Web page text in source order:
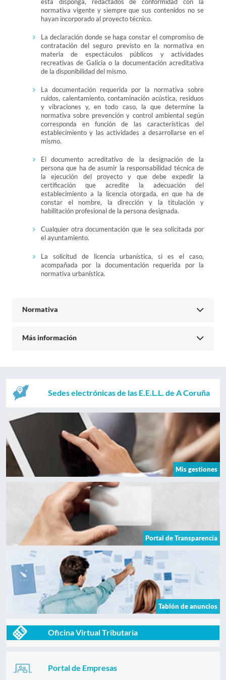
normativa vigente y siempre que sus contenidos no se
hayan incorporado al proyecto técnico.
La declaración donde se haga constar el compromiso de
contratación del seguro previsto en la normativa en
materia de espectáculos públicos y actividades
recreativas de Galicia o la documentación acreditativa
de la disponibilidad del mismo.
La documentación requerida por la normativa sobre
ruidos, calentamiento, contaminación acústica, residuos
y vibraciones y, en todo caso, la que determine la
normativa sobre prevención y control ambiental según
corresponda en función de las características del
establecimiento y las actividades a desarrollarse en el
mismo.
El documento acreditativo de la designación de la
persona que ha de asumir la responsabilidad técnica de
la ejecución del proyecto y que debe expedir la
certificación que acredite la adecuación del
establecimiento a la licencia otorgada, en que ha de
constar el nombre, la dirección y la titulación y
habilitación profesional de la persona designada.
Cualquier otra documentación que le sea solicitada por
el ayuntamiento.
La solicitud de licencia urbanística, si es el caso,
acompañada por la documentación requerida por la
normativa urbanística.
Normativa
Más información
Sedes electrónicas de las E.E.L.L. de A Coruña
Mis gestiones
Portal de Transparencia
Tablón de anuncios
Oficina Virtual Tributaria
Portal de Empresas